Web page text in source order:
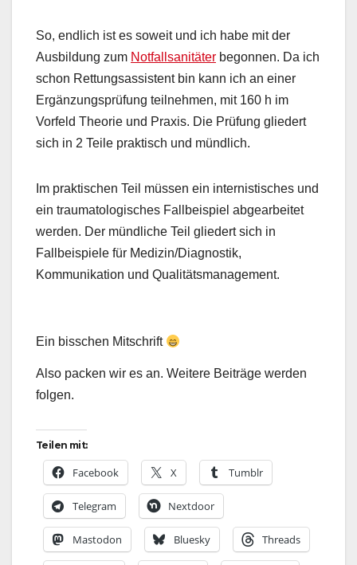
So, endlich ist es soweit und ich habe mit der
Ausbildung zum Notfallsanitäter begonnen. Da ich
schon Rettungsassistent bin kann ich an einer
Ergänzungsprüfung teilnehmen, mit 160 h im
Vorfeld Theorie und Praxis. Die Prüfung gliedert
sich in 2 Teile praktisch und mündlich.
Im praktischen Teil müssen ein internistisches und
ein traumatologisches Fallbeispiel abgearbeitet
werden. Der mündliche Teil gliedert sich in
Fallbeispiele für Medizin/Diagnostik,
Kommunikation und Qualitätsmanagement.
Ein bisschen Mitschrift
Also packen wir es an. Weitere Beiträge werden
folgen.
Teilen mit:
Facebook X Tumblr
Telegram Nextdoor
Mastodon Bluesky Threads